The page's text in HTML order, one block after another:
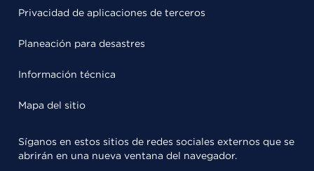
Privacidad de aplicaciones de terceros
Planeación para desastres
Información técnica
Mapa del sitio
Síganos en estos sitios de redes sociales externos que se
abrirán en una nueva ventana del navegador.